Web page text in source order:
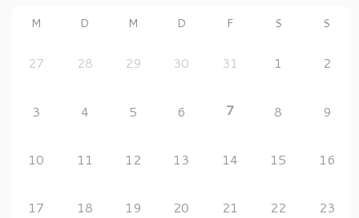
M D M D F S S
27 28 29 30 31 1 2
3 4 5 6 7 8 9
10 11 12 13 14 15 16
17 18 19 20 21 22 23